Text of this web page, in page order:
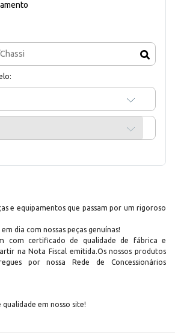
e equipamentos que passam por um rigoroso
dia com nossas peças genuínas!
com certificado de qualidade de fábrica e
na Nota Fiscal emitida.Os nossos produtos
por nossa Rede de Concessionários
em nosso site!